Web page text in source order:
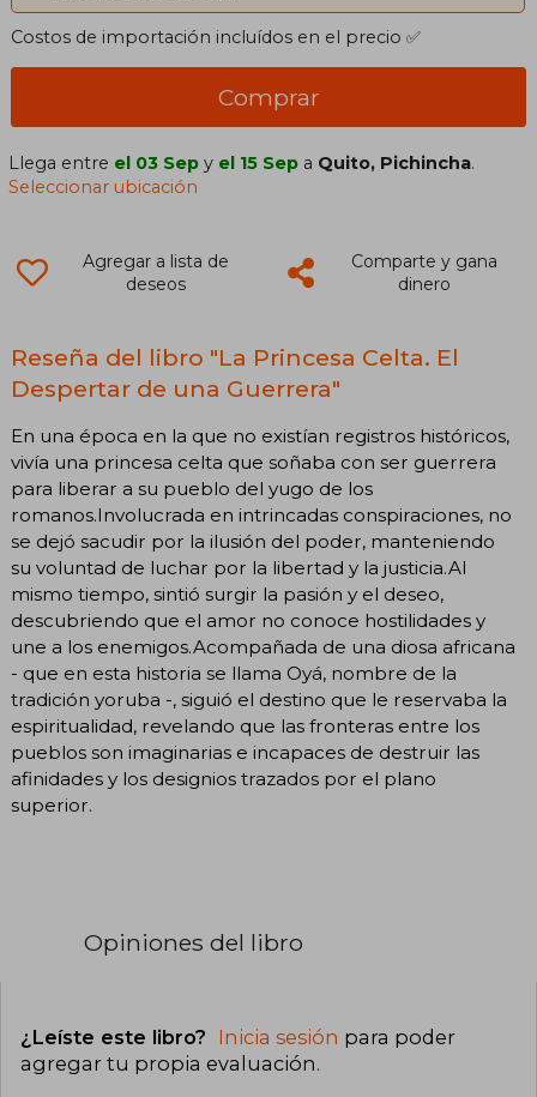
Costos de importación incluídos en el precio ✅
Comprar
Llega entre el 03 Sep y el 15 Sep a Quito, Pichincha.
Seleccionar ubicación
Agregar a lista de
deseos
Comparte y gana
dinero
Reseña del libro "La Princesa Celta. El
Despertar de una Guerrera"
En una época en la que no existían registros históricos,
vivía una princesa celta que soñaba con ser guerrera
para liberar a su pueblo del yugo de los
romanos.Involucrada en intrincadas conspiraciones, no
se dejó sacudir por la ilusión del poder, manteniendo
su voluntad de luchar por la libertad y la justicia.Al
mismo tiempo, sintió surgir la pasión y el deseo,
descubriendo que el amor no conoce hostilidades y
une a los enemigos.Acompañada de una diosa africana
- que en esta historia se llama Oyá, nombre de la
tradición yoruba -, siguió el destino que le reservaba la
espiritualidad, revelando que las fronteras entre los
pueblos son imaginarias e incapaces de destruir las
afinidades y los designios trazados por el plano
superior.
Opiniones del libro
¿Leíste este libro? Inicia sesión para poder
agregar tu propia evaluación.